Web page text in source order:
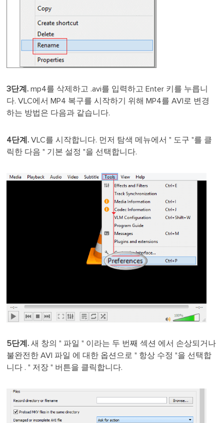
3단계. mp4를 삭제하고 .avi를 입력하고 Enter 키를 누릅니
다. VLC에서 MP4 복구를 시작하기 위해 MP4를 AVI로 변경
하는 방법은 다음과 같습니다.
4단계. VLC를 시작합니다. 먼저 탐색 메뉴에서 " 도구 "를 클
릭한 다음 " 기본 설정 "을 선택합니다.
5단계.새 창의 " 파일 " 이라는 두 번째 섹션 에서 손상되거나
불완전한 AVI 파일 에 대한 옵션으로 " 항상 수정 "을 선택합
니다 . " 저장 " 버튼을 클릭합니다.